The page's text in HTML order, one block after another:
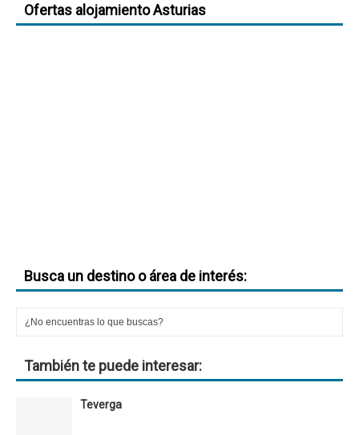
Ofertas alojamiento Asturias
Busca un destino o área de interés:
También te puede interesar:
Teverga